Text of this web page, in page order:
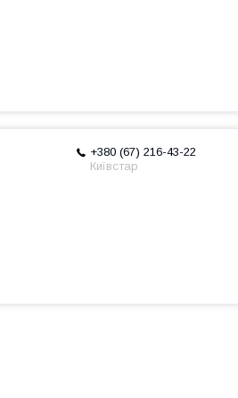
+380 (67) 216-43-22
Київстар